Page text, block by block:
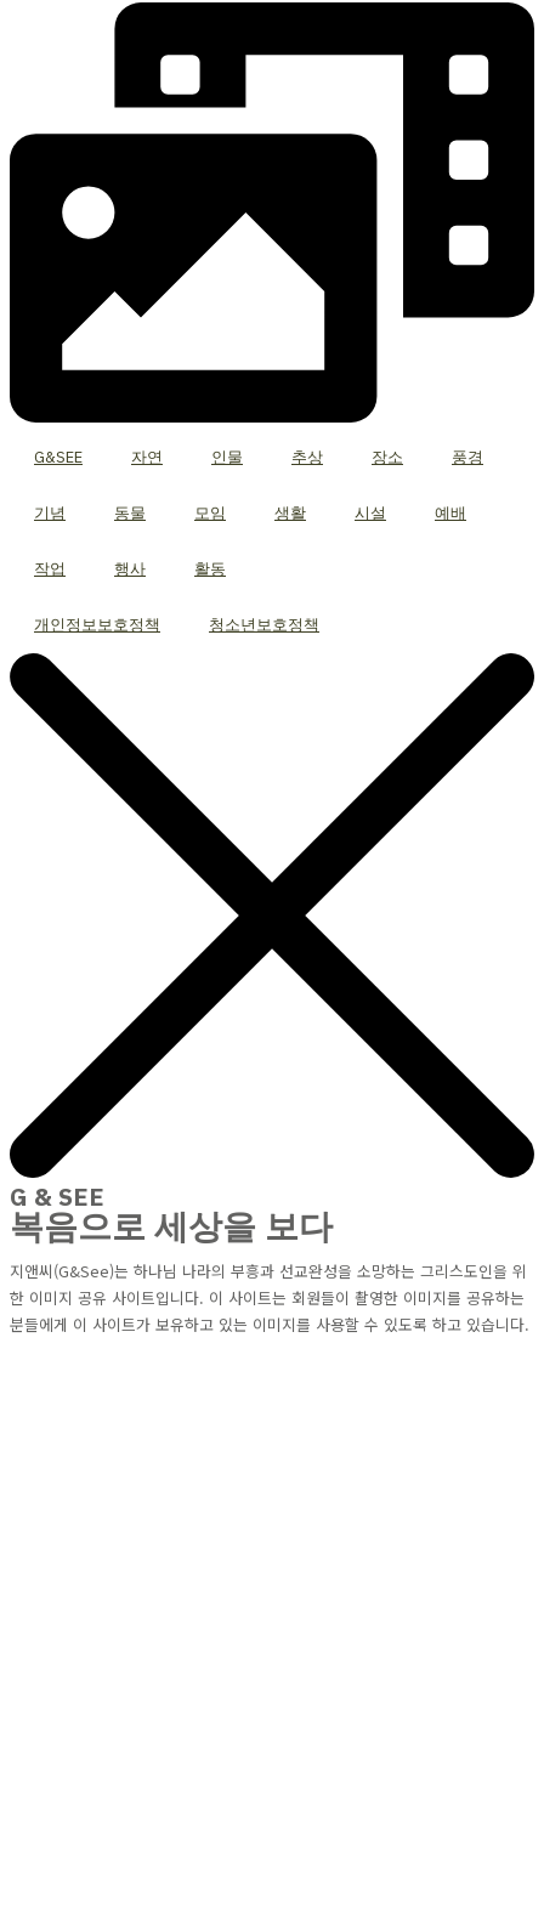
G&SEE 자연 인물 추상 장소 풍경
기념 동물 모임 생활 시설 예배
작업 행사 활동
개인정보보호정책 청소년보호정책
G & SEE
복음으로 세상을 보다
지앤씨(G&See)는 하나님 나라의 부흥과 선교완성을 소망하는 그리스도인을 위
한 이미지 공유 사이트입니다. 이 사이트는 회원들이 촬영한 이미지를 공유하는
분들에게 이 사이트가 보유하고 있는 이미지를 사용할 수 있도록 하고 있습니다.